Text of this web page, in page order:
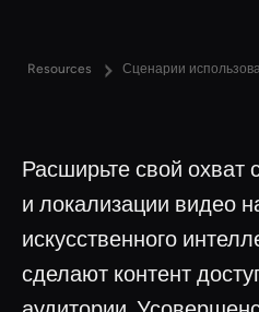
Resources Сценарии
Расширьте свой
и локализации видео
искусственного
сделают контент